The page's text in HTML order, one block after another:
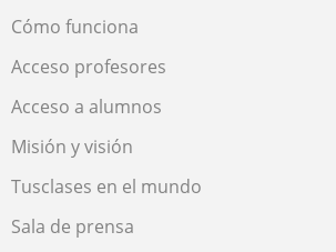
Cómo funciona
Acceso profesores
Acceso a alumnos
Misión y visión
Tusclases en el mundo
Sala de prensa